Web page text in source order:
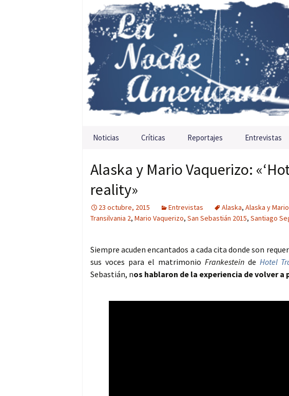
Saltar al contenido
Noticias Críticas Reportajes Entrevistas
Alaska y Mario Vaquerizo:
reality»
23 octubre, 2015 Entrevistas Alaska, Alaska y Mario
Transilvania 2, Mario Vaquerizo, San Sebastián 2015, Santiago
Siempre acuden encantados a cada cita donde son
sus voces para el matrimonio Frankesteinde Hotel
Sebastián, nos hablaron de la experiencia de volver